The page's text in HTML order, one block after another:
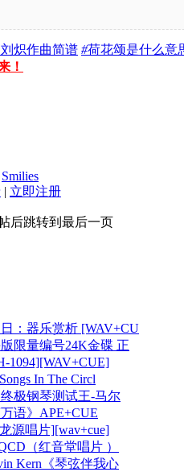
炽作曲简谱 #荷花颂是什么意
！
Smilies
| 立即注册
后跳转到最后一页
：器乐赏析 [WAV+CU
限量编号24K金碟 正
1094][WAV+CUE]
In The Circl
极钢琴测试王-马尔
语》APE+CUE
源唱片][wav+cue]
（红音堂唱片 ）
Kern《琴弦伴我心